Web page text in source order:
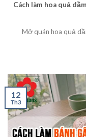
Cách làm hoa quả
Mở quán hoa quả
12
Th3